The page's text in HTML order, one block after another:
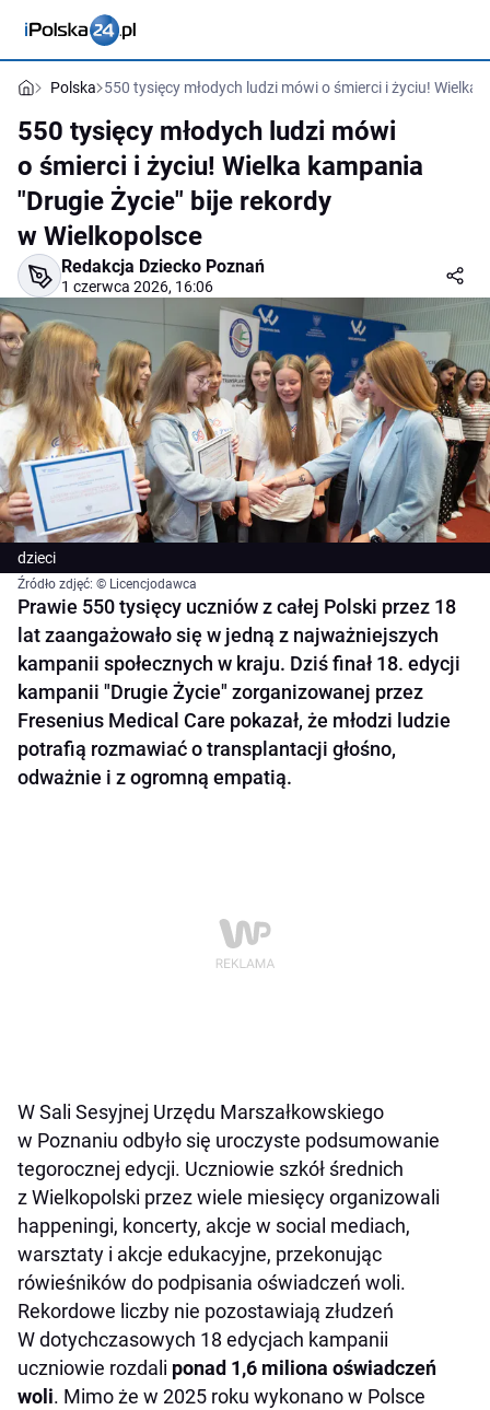
Polska 550 tysięcy młodych ludzi mówi o śmierci i życiu! Wielka
550 tysięcy młodych ludzi mówi
o śmierci i życiu! Wielka kampania
"Drugie Życie" bije rekordy
w Wielkopolsce
Redakcja Dziecko Poznań
1 czerwca 2026, 16:06
dzieci
Źródło zdjęć: © Licencjodawca
Prawie 550 tysięcy uczniów z całej Polski przez 18
lat zaangażowało się w jedną z najważniejszych
kampanii społecznych w kraju. Dziś finał 18. edycji
kampanii "Drugie Życie" zorganizowanej przez
Fresenius Medical Care pokazał, że młodzi ludzie
potrafią rozmawiać o transplantacji głośno,
odważnie i z ogromną empatią.
W Sali Sesyjnej Urzędu Marszałkowskiego
w Poznaniu odbyło się uroczyste podsumowanie
tegorocznej edycji. Uczniowie szkół średnich
z Wielkopolski przez wiele miesięcy organizowali
happeningi, koncerty, akcje w social mediach,
warsztaty i akcje edukacyjne, przekonując
rówieśników do podpisania oświadczeń woli.
Rekordowe liczby nie pozostawiają złudzeń
W dotychczasowych 18 edycjach kampanii
uczniowie rozdali ponad 1,6 miliona oświadczeń
woli. Mimo że w 2025 roku wykonano w Polsce